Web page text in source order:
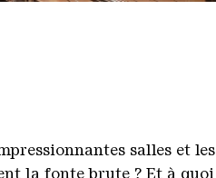
salles et les
la fonte brute ? Et à quoi